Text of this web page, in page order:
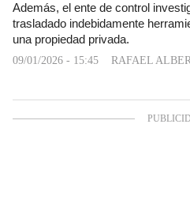
Además, el ente de control
trasladado indebidamente
una propiedad privada.
09/01/2026 - 15:45 RAFAEL